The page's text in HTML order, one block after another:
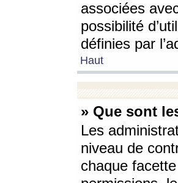
associées
possibilité
définies par
Haut
» Que sont
Les
niveau de
chaque